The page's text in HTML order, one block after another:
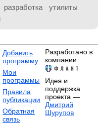
разработка
утилиты
Добавить
программу
Мои
программы
Правила
публикации
Обратная
связь
Разработано в
компании
Идея и
поддержка
проекта —
Дмитрий
Шурупов